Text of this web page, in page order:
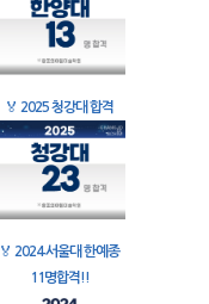
🏅 2025 청강대 합격
🏅 2024 서울대 한예종
11명합격!!